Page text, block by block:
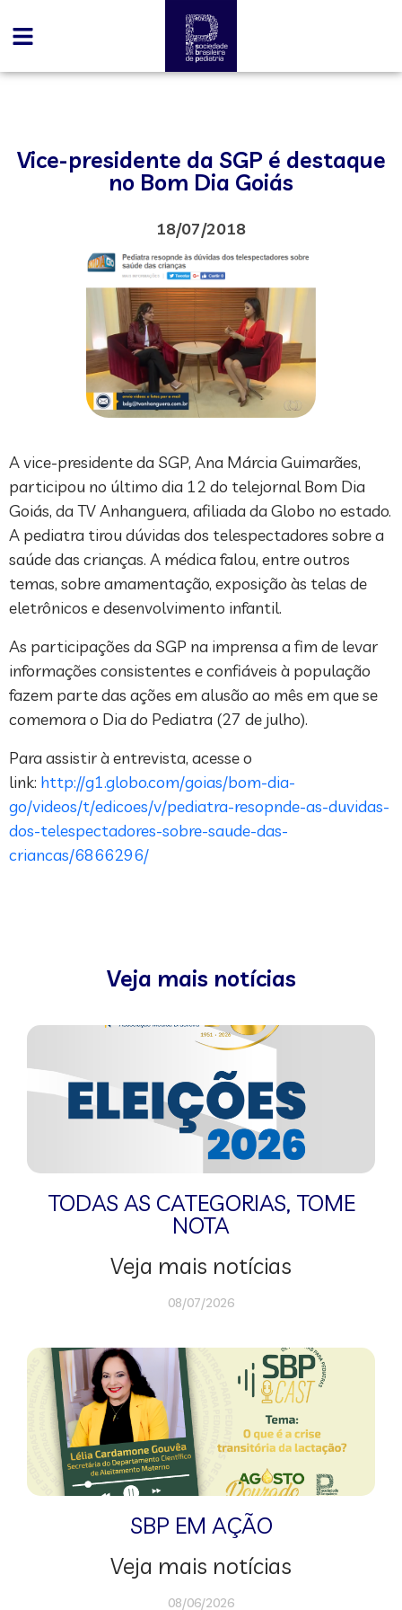
Vice-presidente da SGP é destaque
no Bom Dia Goiás
18/07/2018
A vice-presidente da SGP, Ana Márcia Guimarães,
participou no último dia 12 do telejornal Bom Dia
Goiás, da TV Anhanguera, afiliada da Globo no estado.
A pediatra tirou dúvidas dos telespectadores sobre a
saúde das crianças. A médica falou, entre outros
temas, sobre amamentação, exposição às telas de
eletrônicos e desenvolvimento infantil.
As participações da SGP na imprensa a fim de levar
informações consistentes e confiáveis à população
fazem parte das ações em alusão ao mês em que se
comemora o Dia do Pediatra (27 de julho).
Para assistir à entrevista, acesse o
link: http://g1.globo.com/goias/bom-dia-
go/videos/t/edicoes/v/pediatra-resopnde-as-duvidas-
dos-telespectadores-sobre-saude-das-
criancas/6866296/
Veja mais notícias
TODAS AS CATEGORIAS, TOME
NOTA
Veja mais notícias
08/07/2026
SBP EM AÇÃO
Veja mais notícias
08/06/2026